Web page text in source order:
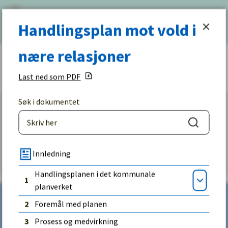
Søk
her:
Hjem
Fant du det du lette etter?
Kontakt
Handlingsplan mot vold i nære
Handlingsplan mot vold i
nære relasjoner
Last ned som PDF
Søk i dokumentet
Søk
Innledning
1
Handlingsplanen i det kommunale
planverket
Åpne
2
Foremål med planen
3
Prosess og medvirkning